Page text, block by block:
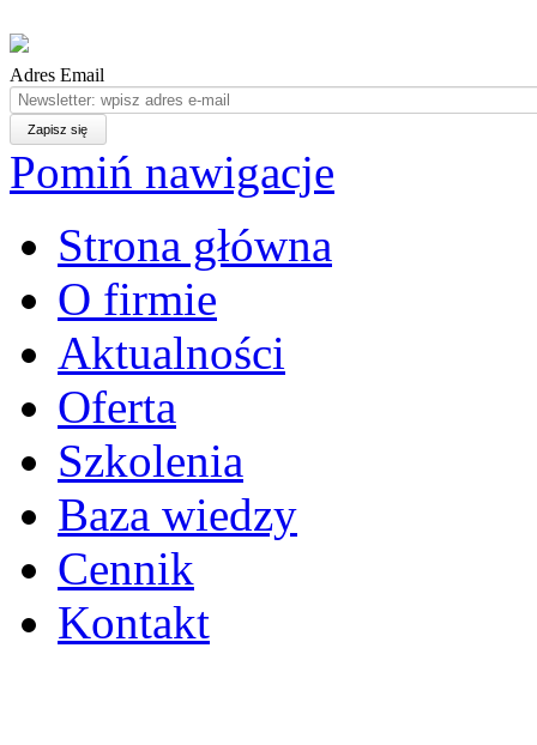
Adres Email
Pomiń nawigacje
Strona główna
O firmie
Aktualności
Oferta
Szkolenia
Baza wiedzy
Cennik
Kontakt